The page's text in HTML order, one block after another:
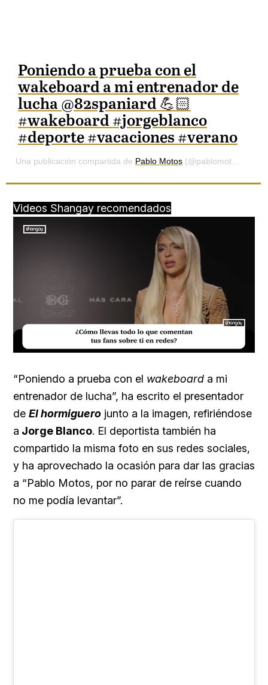
Poniendo a prueba con el
wakeboard a mi entrenador de
lucha @82spaniard 💪🏻
#wakeboard #jorgeblanco
#deporte #vacaciones #verano
Una publicación compartida de Pablo Motos (@pablomotos) el
Videos Shangay recomendados
Loaded:
23.73%
“Poniendo a prueba con el wakeboard a mi
entrenador de lucha”, ha escrito el presentador
de El hormiguero junto a la imagen, refiriéndose
a Jorge Blanco. El deportista también ha
compartido la misma foto en sus redes sociales,
y ha aprovechado la ocasión para dar las gracias
a “Pablo Motos, por no parar de reírse cuando
no me podía levantar”.